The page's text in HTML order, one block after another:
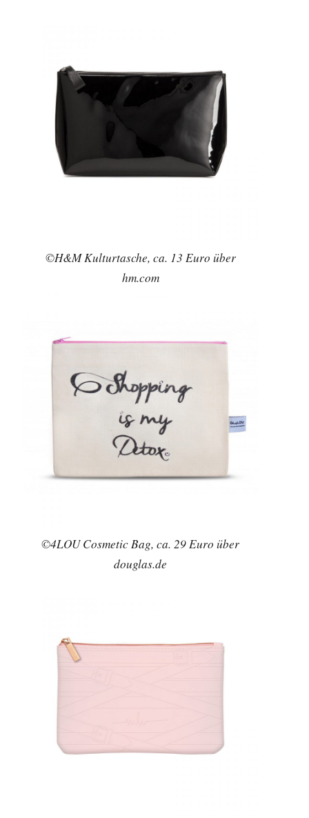
©H&M Kulturtasche, ca. 13 Euro über
hm.com
©4LOU Cosmetic Bag, ca. 29 Euro über
douglas.de